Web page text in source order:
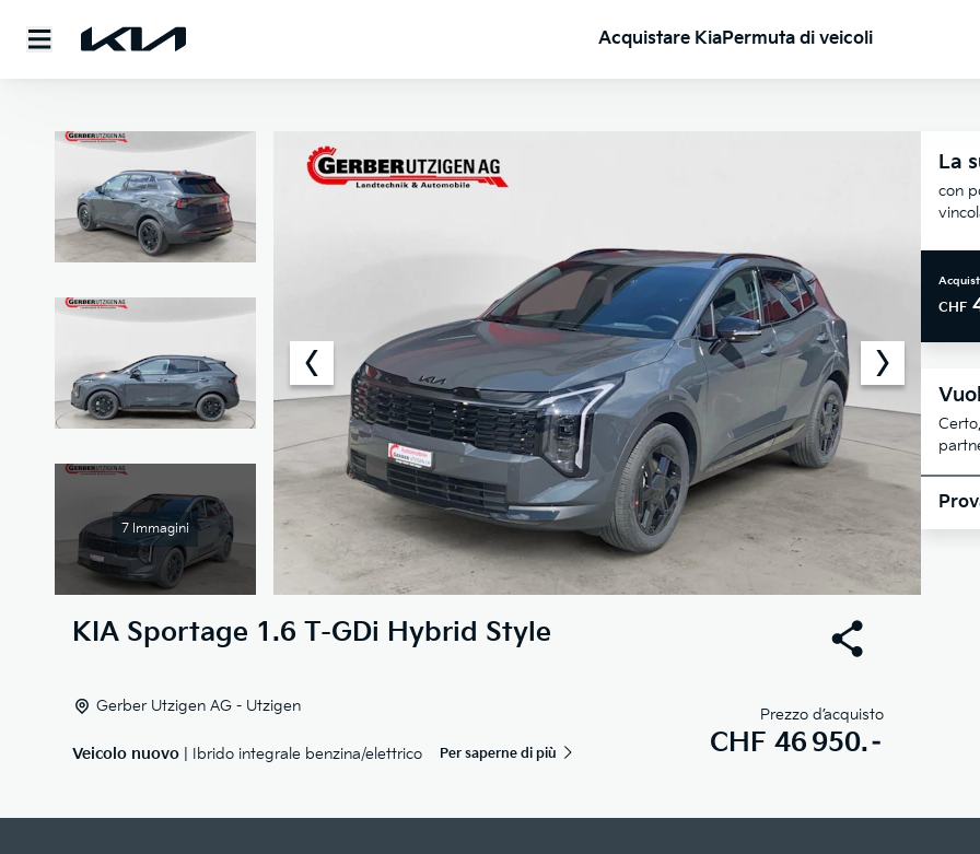
Acquistare KiaPermuta di veicoli
7 Immagini
KIA Sportage 1.6 T-GDi Hybrid Style
Gerber Utzigen AG - Utzigen
Veicolo nuovo | Ibrido integrale benzina/elettrico Per saperne di più
Prezzo d’acquisto
CHF 46 950.–
La
con
CHF